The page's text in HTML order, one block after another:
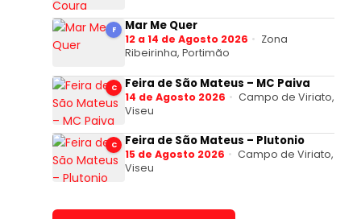
F Mar Me Quer
12 a 14 de Agosto 2026
Zona
Ribeirinha, Portimão
C Feira de São Mateus – MC Paiva
14 de Agosto 2026
Campo de Viriato,
Viseu
C Feira de São Mateus – Plutonio
15 de Agosto 2026
Campo de Viriato,
Viseu